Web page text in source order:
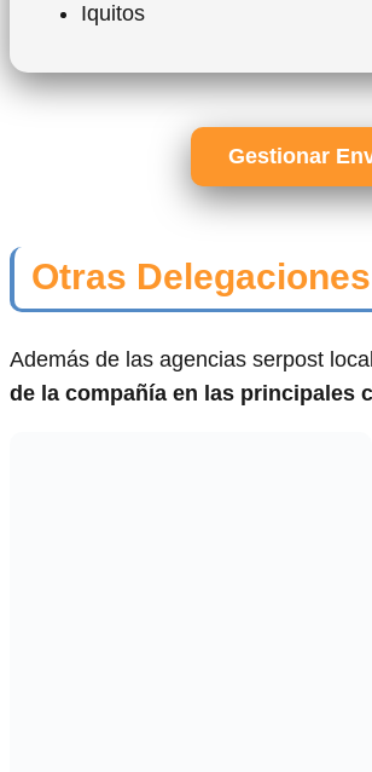
Iquitos
Gestionar
Otras
Además de las agencias serpost
de la compañía en las principales